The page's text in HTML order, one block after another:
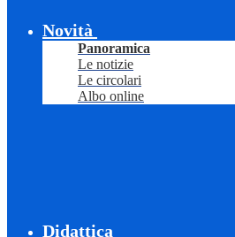
Novità
Panoramica
Le notizie
Le circolari
Albo online
Didattica